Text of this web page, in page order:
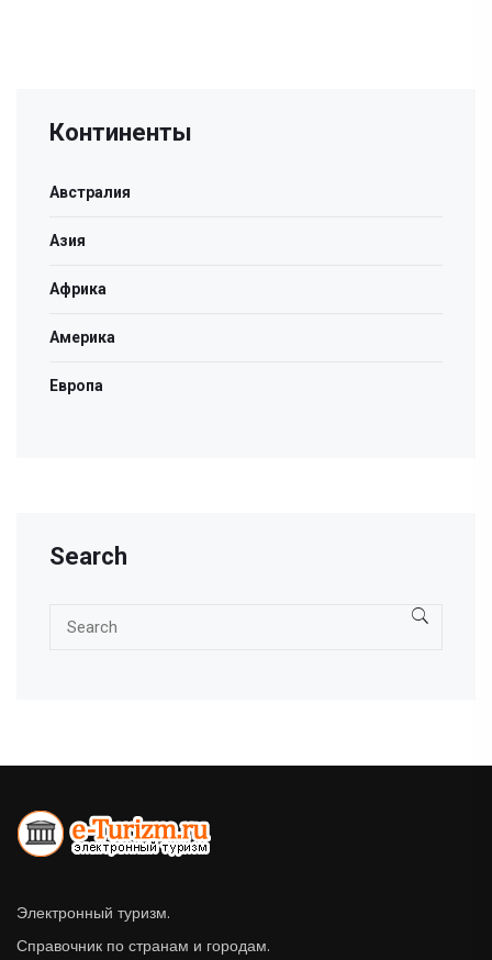
Континенты
Австралия
Азия
Африка
Америка
Европа
Search
Электронный туризм.
Справочник по странам и городам.